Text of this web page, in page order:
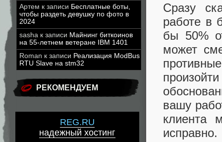
Артем к записи Бесплатные боты,
чтобы раздеть девушку по фото в
2024
sasha к записи Майнинг биткоинов
на 55-летнем ветеране IBM 1401
Roman к записи Реализация ModBus
RTU Slave на stm32
РЕКОМЕНДУЕМ
REG.RU
надежный хостинг
Сразу
работе в
бы 50%
может
вашу
клиента
исправно.